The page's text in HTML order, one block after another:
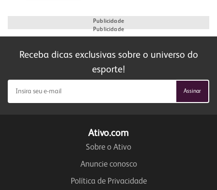
Publicidade
Publicidade
Receba dicas exclusivas sobre o universo do
esporte!
Ativo.com
Sobre o Ativo
Anuncie conosco
Política de Privacidade